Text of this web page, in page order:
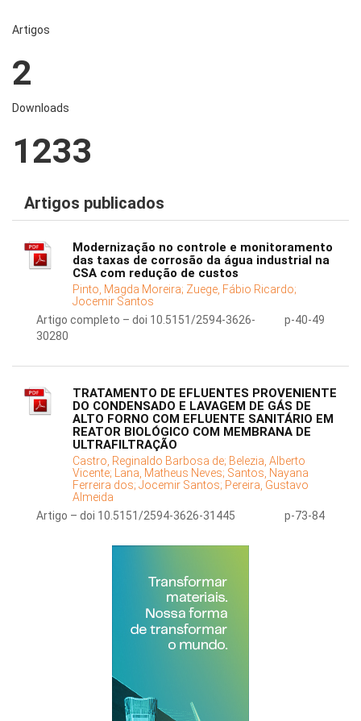
Artigos
2
Downloads
1233
Artigos publicados
Modernização no controle e monitoramento
das taxas de corrosão da água industrial na
CSA com redução de custos
Pinto, Magda Moreira; Zuege, Fábio Ricardo;
Jocemir Santos
Artigo completo – doi 10.5151/2594-3626-
30280
p-40-49
TRATAMENTO DE EFLUENTES PROVENIENTE
DO CONDENSADO E LAVAGEM DE GÁS DE
ALTO FORNO COM EFLUENTE SANITÁRIO EM
REATOR BIOLÓGICO COM MEMBRANA DE
ULTRAFILTRAÇÃO
Castro, Reginaldo Barbosa de; Belezia, Alberto
Vicente; Lana, Matheus Neves; Santos, Nayana
Ferreira dos; Jocemir Santos; Pereira, Gustavo
Almeida
Artigo – doi 10.5151/2594-3626-31445
p-73-84